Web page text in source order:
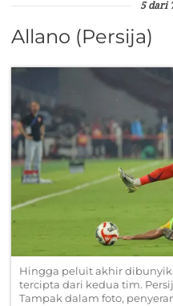
5 dari
Allano (Persija)
Hingga peluit akhir
tercipta dari kedua tim.
Tampak dalam foto,